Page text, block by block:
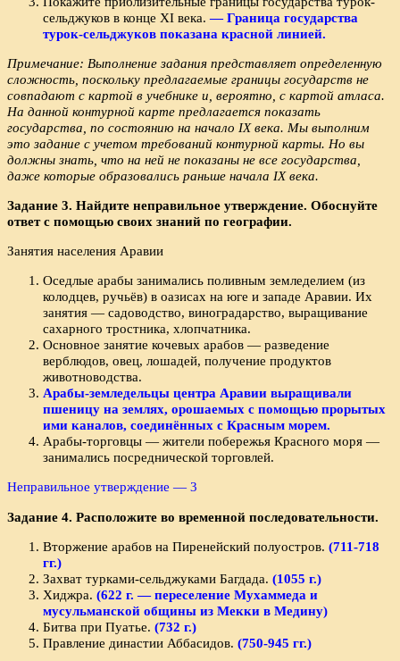
сельджуков в конце XI века.— Граница государства
турок-сельджуков показана красной линией.
Примечание: Выполнение задания представляет определенную
сложность, поскольку предлагаемые границы государств не
совпадают с картой в учебнике и, вероятно, с картой атласа.
На данной контурной карте предлагается показать
государства, по состоянию на начало IX века. Мы выполним
это задание с учетом требований контурной карты. Но вы
должны знать, что на ней не показаны не все государства,
даже которые образовались раньше начала IX века.
Задание 3. Найдите неправильное утверждение. Обоснуйте
ответ с помощью своих знаний по географии.
Занятия населения Аравии
Оседлые арабы занимались поливным земледелием (из
колодцев, ручьёв) в оазисах на юге и западе Аравии. Их
занятия — садоводство, виноградарство, выращивание
сахарного тростника, хлопчатника.
Основное занятие кочевых арабов — разведение
верблюдов, овец, лошадей, получение продуктов
животноводства.
Арабы-земледельцы центра Аравии выращивали
пшеницу на землях, орошаемых с помощью прорытых
ими каналов, соединённых с Красным морем.
Арабы-торговцы — жители побережья Красного моря —
занимались посреднической торговлей.
Неправильное утверждение — 3
Задание 4. Расположите во временной последовательности.
Вторжение арабов на Пиренейский полуостров. (711-718
гг.)
Захват турками-сельджуками Багдада. (1055 г.)
Хиджра. (622 г. — переселение Мухаммеда и
мусульманской общины из Мекки в Медину)
Битва при Пуатье. (732 г.)
Правление династии Аббасидов. (750-945 гг.)